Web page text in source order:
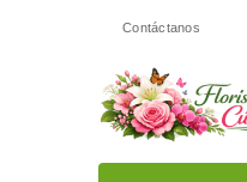
Contáctanos